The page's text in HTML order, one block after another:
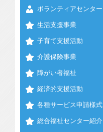
ボランティアセンター
生活支援事業
子育て支援活動
介護保険事業
障がい者福祉
経済的支援活動
各種サービス申請様式
総合福祉センター紹介